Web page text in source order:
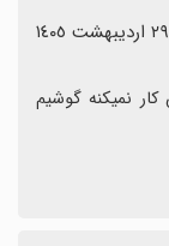
٢٩ اردیبهشت ١٤٠٥